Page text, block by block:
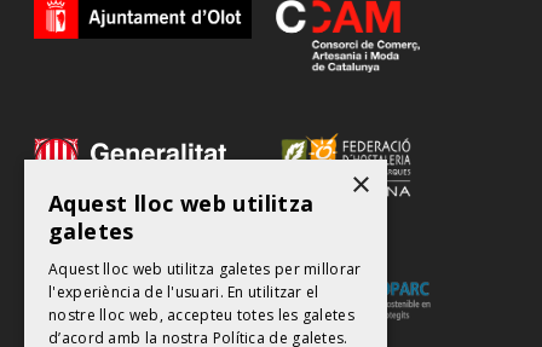
×
Aquest lloc web utilitza
galetes
Aquest lloc web utilitza galetes per millorar
l'experiència de l'usuari. En utilitzar el
nostre lloc web, accepteu totes les galetes
d’acord amb la nostra Política de galetes.